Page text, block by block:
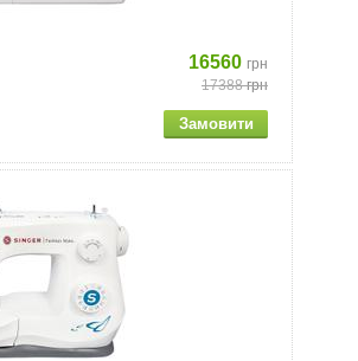
16560 грн
17388грн